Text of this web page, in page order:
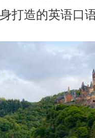
打造的英语口